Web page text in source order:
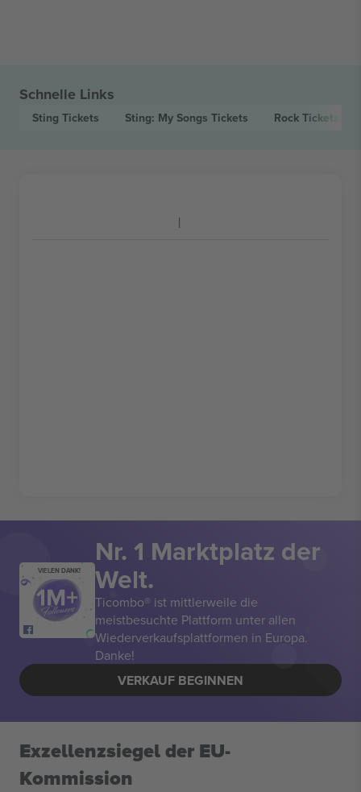
Schnelle Links
Sting Tickets Sting: My Songs Tickets Rock Tickets
VIELEN DANK!
Nr. 1 Marktplatz der
Welt.
Ticombo® ist mittlerweile die
meistbesuchte Plattform unter allen
Wiederverkaufsplattformen in Europa.
Danke!
VERKAUF BEGINNEN
Exzellenzsiegel der EU-
Kommission